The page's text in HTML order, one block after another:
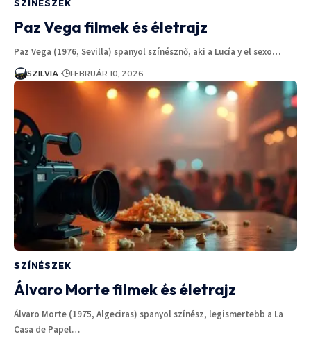
SZÍNÉSZEK
Paz Vega filmek és életrajz
Paz Vega (1976, Sevilla) spanyol színésznő, aki a Lucía y el sexo…
SZILVIA FEBRUÁR 10, 2026
SZÍNÉSZEK
Álvaro Morte filmek és életrajz
Álvaro Morte (1975, Algeciras) spanyol színész, legismertebb a La
Casa de Papel…